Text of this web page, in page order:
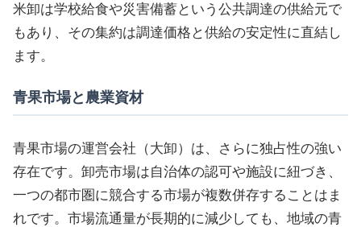
米卸は学校給食や災害備蓄という公共調達の供給元で
もあり、その集約は調達価格と供給の安定性に直結し
ます。
青果市場と農業資材
青果市場の運営会社（大卸）は、さらに独占性の強い
存在です。卸売市場は自治体の認可や施設に紐づき、
一つの都市圏に競合する市場が複数併存することはま
れです。市場流通量が長期的に減少しても、地域の青